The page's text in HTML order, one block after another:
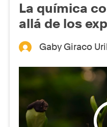
La química
allá de los
Gaby Giraco